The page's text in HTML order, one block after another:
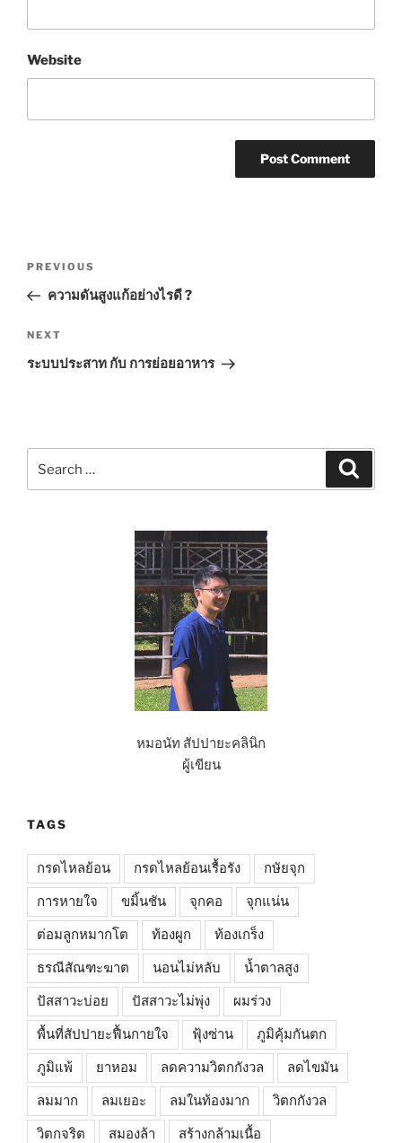
Website
Previous
Post
PREVIOUS
ความดันสูงแก้อย่างไรดี ?
Next
Post
NEXT
ระบบประสาท กับ การย่อยอาหาร
หมอนัท สัปปายะคลินิก
ผู้เขียน
TAGS
กรดไหลย้อน กรดไหลย้อนเรื้อรัง กษัยจุก
การหายใจ ขมิ้นชัน จุกคอ จุกแน่น
ต่อมลูกหมากโต ท้องผูก ท้องเกร็ง
ธรณีสัณฑะฆาต นอนไม่หลับ น้ำตาลสูง
ปัสสาวะบ่อย ปัสสาวะไม่พุ่ง ผมร่วง
พื้นที่สัปปายะฟื้นกายใจ ฟุ้งซ่าน ภูมิคุ้มกันตก
ภูมิแพ้ ยาหอม ลดความวิตกกังวล ลดไขมัน
ลมมาก ลมเยอะ ลมในท้องมาก วิตกกังวล
วิตกจริต สมองล้า สร้างกล้ามเนื้อ